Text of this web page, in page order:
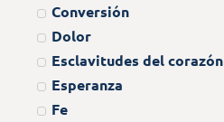
Conversión
Dolor
Esclavitudes del corazón
Esperanza
Fe